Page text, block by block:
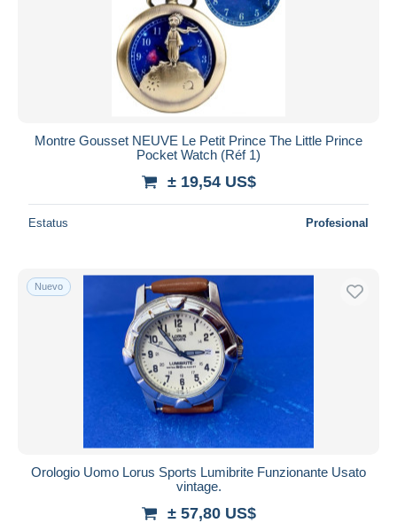
Montre Gousset NEUVE Le Petit Prince The Little Prince
Pocket Watch (Réf 1)
± 19,54 US$
Estatus Profesional
Nuevo
Orologio Uomo Lorus Sports Lumibrite Funzionante Usato
vintage.
± 57,80 US$